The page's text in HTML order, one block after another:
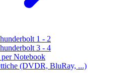
1 - 2
3 - 4
Notebook
(DVDR, BluRay, ...)